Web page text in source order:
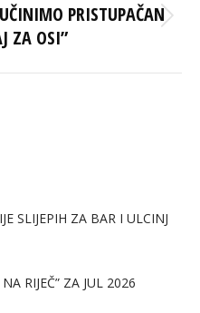
Next
PRISTUPAČAN
ZA OSI”
SLIJEPIH ZA BAR I ULCINJ
RIJEČ” ZA JUL 2026